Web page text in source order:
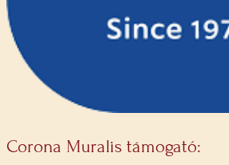
Corona Muralis támogató: